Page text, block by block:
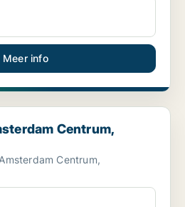
Meer info
Amsterdam
Centrum,
Centrum,